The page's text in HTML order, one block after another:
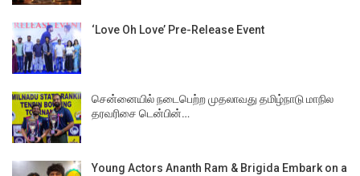
‘Love Oh Love’ Pre-Release Event
சென்னையில் நடைபெற்ற முதலாவது தமிழ்நாடு மாநில
தரவரிசை டென்பின்…
Young Actors Ananth Ram & Brigida Embark on a